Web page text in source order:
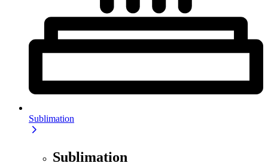
Sublimation
Sublimation